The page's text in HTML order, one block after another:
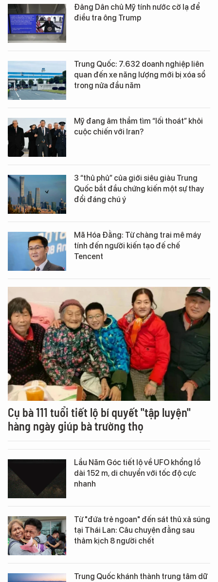
Đảng Dân chủ Mỹ tính nước cờ lạ để
điều tra ông Trump
Trung Quốc: 7.632 doanh nghiệp liên
quan đến xe năng lượng mới bị xóa sổ
trong nửa đầu năm
Mỹ đang âm thầm tìm “lối thoát” khỏi
cuộc chiến với Iran?
3 “thủ phủ” của giới siêu giàu Trung
Quốc bắt đầu chứng kiến một sự thay
đổi đáng chú ý
Mã Hóa Đằng: Từ chàng trai mê máy
tính đến người kiến tạo đế chế
Tencent
Cụ bà 111 tuổi tiết lộ bí quyết "tập luyện"
hàng ngày giúp bà trường thọ
Lầu Năm Góc tiết lộ về UFO khổng lồ
dài 152 m, di chuyển với tốc độ cực
nhanh
Từ "đứa trẻ ngoan" đến sát thủ xả súng
tại Thái Lan: Câu chuyện đằng sau
thảm kịch 8 người chết
Trung Quốc khánh thành trung tâm dữ